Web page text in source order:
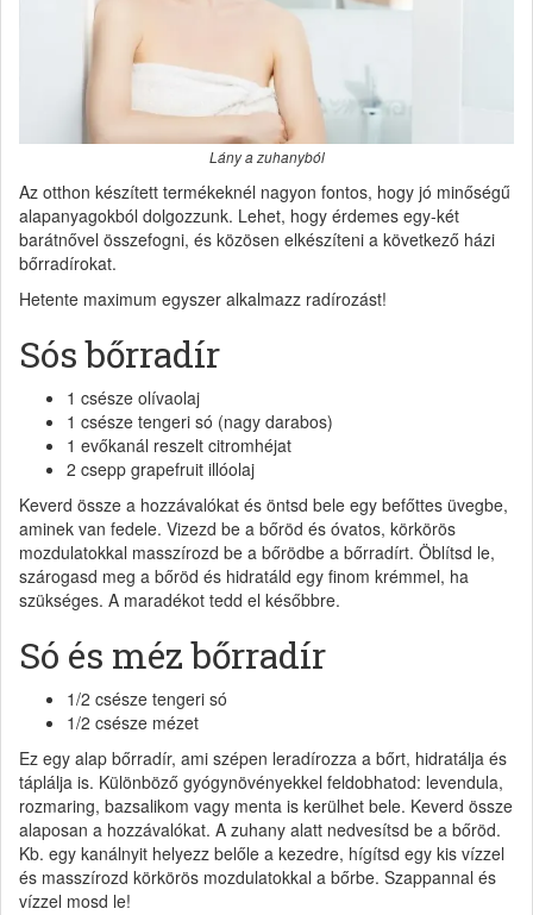
Lány a zuhanyból
Az otthon készített termékeknél nagyon fontos, hogy jó minőségű
alapanyagokból dolgozzunk. Lehet, hogy érdemes egy-két
barátnővel összefogni, és közösen elkészíteni a következő házi
bőrradírokat.
Hetente maximum egyszer alkalmazz radírozást!
Sós bőrradír
1 csésze olívaolaj
1 csésze tengeri só (nagy darabos)
1 evőkanál reszelt citromhéjat
2 csepp grapefruit illóolaj
Keverd össze a hozzávalókat és öntsd bele egy befőttes üvegbe,
aminek van fedele. Vizezd be a bőröd és óvatos, körkörös
mozdulatokkal masszírozd be a bőrödbe a bőrradírt. Öblítsd le,
szárogasd meg a bőröd és hidratáld egy finom krémmel, ha
szükséges. A maradékot tedd el későbbre.
Só és méz bőrradír
1/2 csésze tengeri só
1/2 csésze mézet
Ez egy alap bőrradír, ami szépen leradírozza a bőrt, hidratálja és
táplálja is. Különböző gyógynövényekkel feldobhatod: levendula,
rozmaring, bazsalikom vagy menta is kerülhet bele. Keverd össze
alaposan a hozzávalókat. A zuhany alatt nedvesítsd be a bőröd.
Kb. egy kanálnyit helyezz belőle a kezedre, hígítsd egy kis vízzel
és masszírozd körkörös mozdulatokkal a bőrbe. Szappannal és
vízzel mosd le!